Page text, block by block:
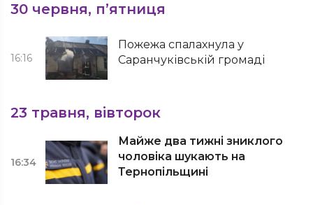
30 червня, п’ятниця
16:16
Пожежа спалахнула у
Саранчуківській громаді
23 травня, вівторок
16:34
Майже два тижні зниклого
чоловіка шукають на
Тернопільщині